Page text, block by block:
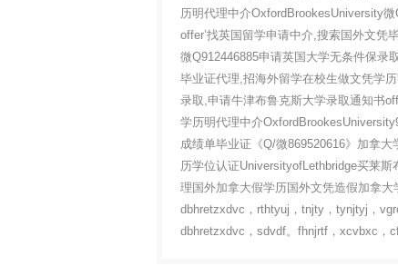
历明代理中介OxfordBrookesUniversity
offer’找英国留学申请中介,搜索国外文凭
微Q912446885申请英国大学无条件保录
毕业证代理,招海外留学在校生做文凭学
录取,申请牛津布鲁克斯大学录取通知书
学历明代理中介
成绩单毕业证《Q/微869520616》加拿
历学位认证UniversityofLethbridge买莱
理国外加拿大假学历国外文凭造假加拿
dbhretzxdvc，rthtyuj，tnjty，tynjtyj，
dbhretzxdvc，sdvdf。fhnjrtf，xcvbxc，